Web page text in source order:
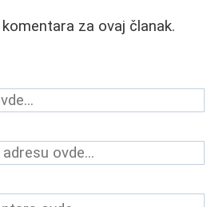
za ovaj članak.